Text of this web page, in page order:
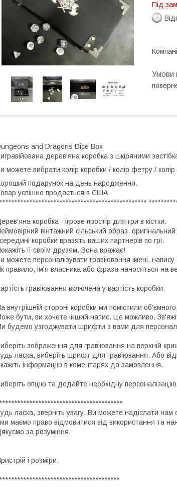
Під
and Dragons Dice Box
дерев'яна коробка з шкіряними
можете вибрати колір коробки / колір фетру / колір
подарунок на день народження.
успішно продається в США
коробка - ігрове простір для гри в кістки.
вінтажний сільський образ,
коробки вразять ваших партнерів по грі.
її своїм друзям. Вона вражає!
можете персоналізувати гравіювання імені,
правило, ім'я власника або фраза наносяться на
гравіювання включена у вартість коробки.
внутрішній стороні коробки ми помістили
бути, ви хочете інший напис. Це можливо.
будемо узгоджувати шрифти з вами для
зображення для гравіювання на верхній
ласка, виберіть шрифт для гравіювання. Або
інформацію в коментарях до замовлення.
опцію та додайте необхідну персоналізацію
ласка, зверніть увагу. Ви можете надіслати
маємо право відмовитися від використання та
за розуміння.
і розміри.